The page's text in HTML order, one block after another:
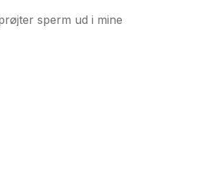
sperm ud i mine